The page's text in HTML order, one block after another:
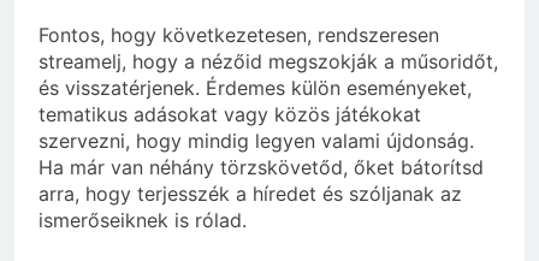
Fontos, hogy következetesen, rendszeresen
streamelj, hogy a nézőid megszokják a műsoridőt,
és visszatérjenek. Érdemes külön eseményeket,
tematikus adásokat vagy közös játékokat
szervezni, hogy mindig legyen valami újdonság.
Ha már van néhány törzskövetőd, őket bátorítsd
arra, hogy terjesszék a híredet és szóljanak az
ismerőseiknek is rólad.